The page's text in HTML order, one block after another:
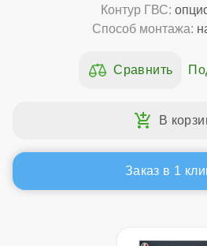
Контур ГВС:
Способ монтажа:
Заказ в 1